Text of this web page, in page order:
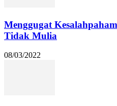
Menggugat
Tidak Mulia
08/03/2022